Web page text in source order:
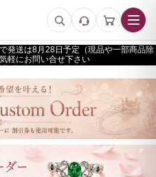
発送は
予定（現品や一部商品除
軽にお問い合せ下さい